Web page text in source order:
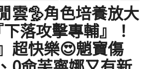
雲🦤角色培養放大
落攻擊專輔』！
超快樂😍魈寶傷